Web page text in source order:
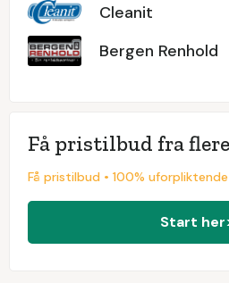
Cleanit
Bergen Renhold
Få pristilbud fra
Få pristilbud • 100% uforpliktende
Start